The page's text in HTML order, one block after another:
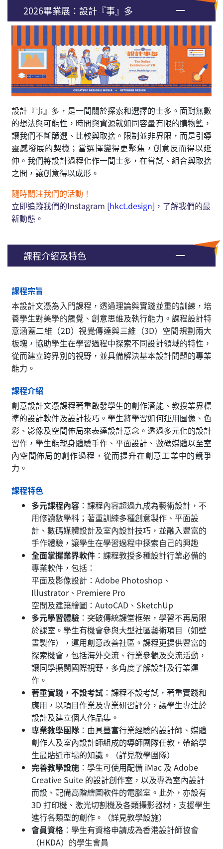
2026畢業展：設計『事』多
設計『事』多，是一間關於探索和選擇的士多。面對無數
的想法與可能性，時間與資源就如同容量有限的購物籃，
讓我們不斷篩選、比較與取捨。限制並非界限，而是引導
靈感發展的契機；當選擇變得更聚焦，創意反而得以延
伸。我們將設計過程化作一間士多，在嘗試、組合與取捨
之間，讓創意得以成形。
隨時關注我們的活動！
立即追蹤我們的Instagram [hkct.design]，了解我們的最
新動態。
課程介紹及特色
課程宗旨
本設計文憑為入門課程，透過理論與實踐並重的訓練，培
養學生對美學的觸覺、創意思維及執行能力。課程設計特
意涵蓋二維（2D）視覺傳達與三維（3D）空間規劃兩大
板塊，協助學生在學習過程中探索不同設計領域的特性，
從而建立跨界別的視野，並具備解決基本設計問題的專業
能力。
課程介紹
創意設計文憑課程著重啟發學生的創作潛能、教授業界標
準的設計軟件及設計技巧。學生將學習如何運用圖像、色
彩、影像及空間佈局來表達設計意念。透過多元化的設計
習作，學生能親身體驗手作、平面設計、數碼媒體以至室
內空間佈局的創作過程，從而提升在創意工業中的競爭
力。
課程特色
多元課程內容 ：課程內容超過九成為藝術設計，不
用修讀數學科；著重訓練多種創意製作、平面設
計、數碼媒體設計及室內設計技巧，並融入豐富的
手作體驗，讓學生在學習過程中探索自己的興趣
全面掌握業界軟件 ：課程教授多種設計行業必備的
專業軟件，包括：
平面及影像設計：Adobe Photoshop、
Illustrator、Premiere Pro
空間及建築繪圖：AutoCAD、SketchUp
多元學習體驗 ：突破傳統課堂框架，學習不再局限
於課室。學生有機會參與大型社區藝術項目（如壁
畫製作），運用創意改善社區。課程更提供豐富的
探索機會，包括海外交流、行業參觀及交流活動，
讓同學擴闊國際視野，多角度了解設計及行業運
作。
著重實踐，不設考試 ：課程不設考試，著重實踐和
應用，以項目作業及專業研習評分，讓學生專注於
設計及建立個人作品集。
專業教學團隊 ：由具豐富行業經驗的設計師、媒體
創作人及室內設計師組成的導師團隊任教，帶給學
生最貼近市場的知識。（詳見教學團隊）
完善教學設施 ：學生可使用配備 iMac 及 Adobe
Creative Suite 的設計創作室，以及專為室內設計
而設、配備高階繪圖軟件的電腦室。此外，亦設有
3D 打印機、激光切割機及各類攝影器材，支援學生
進行各類型的創作。（詳見教學設施）
會員資格 ：學生有資格申請成為香港設計師協會
（HKDA）的學生會員